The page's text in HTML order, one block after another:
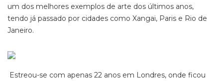
um dos melhores exemplos de arte dos últimos anos,
tendo já passado por cidades como Xangai, Paris e Rio de
Janeiro.
Estreou-se com apenas 22 anos em Londres, onde ficou